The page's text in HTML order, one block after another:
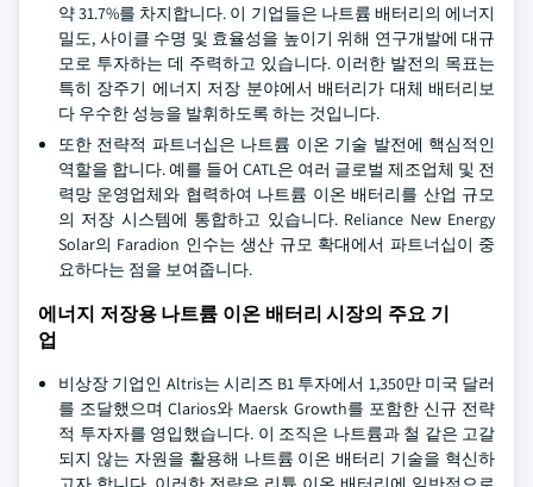
약 31.7%를 차지합니다. 이 기업들은 나트륨 배터리의 에너지
밀도, 사이클 수명 및 효율성을 높이기 위해 연구개발에 대규
모로 투자하는 데 주력하고 있습니다. 이러한 발전의 목표는
특히 장주기 에너지 저장 분야에서 배터리가 대체 배터리보
다 우수한 성능을 발휘하도록 하는 것입니다.
또한 전략적 파트너십은 나트륨 이온 기술 발전에 핵심적인
역할을 합니다. 예를 들어 CATL은 여러 글로벌 제조업체 및 전
력망 운영업체와 협력하여 나트륨 이온 배터리를 산업 규모
의 저장 시스템에 통합하고 있습니다. Reliance New Energy
Solar의 Faradion 인수는 생산 규모 확대에서 파트너십이 중
요하다는 점을 보여줍니다.
에너지 저장용 나트륨 이온 배터리 시장의 주요 기
업
비상장 기업인 Altris는 시리즈 B1 투자에서 1,350만 미국 달러
를 조달했으며 Clarios와 Maersk Growth를 포함한 신규 전략
적 투자자를 영입했습니다. 이 조직은 나트륨과 철 같은 고갈
되지 않는 자원을 활용해 나트륨 이온 배터리 기술을 혁신하